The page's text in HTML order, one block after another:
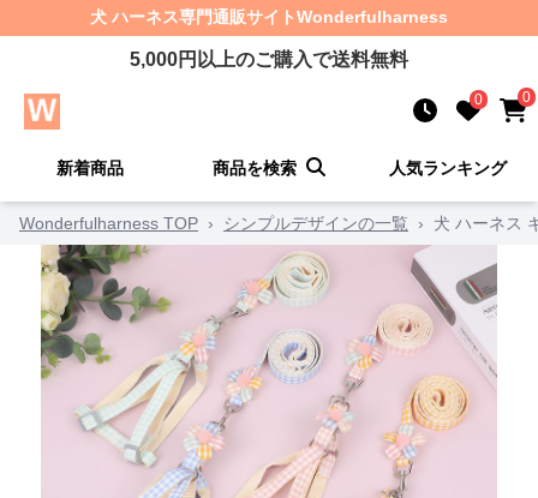
犬 ハーネス専門通販サイトWonderfulharness
5,000円以上のご購入で送料無料
0 0
新着商品 商品を検索 人気ランキング
Wonderfulharness TOP › シンプルデザインの一覧 › 犬 ハーネス